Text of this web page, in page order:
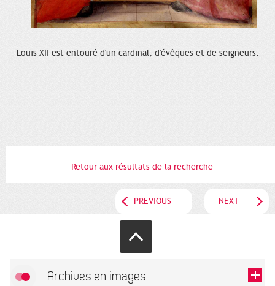
Louis XII est entouré d'un cardinal, d'évêques et de seigneurs.
Retour aux résultats de la recherche
PREVIOUS NEXT
Archives en images